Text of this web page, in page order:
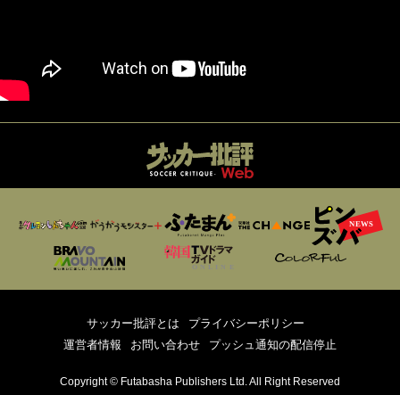
サッカー批評とは
プライバシーポリシー
運営者情報
お問い合わせ プッシュ通知の配信停止
Copyright © Futabasha Publishers Ltd. All Right Reserved